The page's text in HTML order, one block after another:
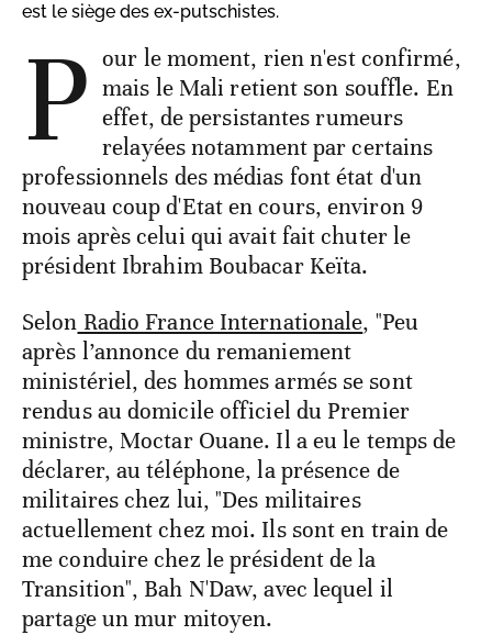
est le siège des ex-putschistes.
P our le moment, rien n'est confirmé,
mais le Mali retient son souffle. En
effet, de persistantes rumeurs
relayées notamment par certains
professionnels des médias font état d'un
nouveau coup d'Etat en cours, environ 9
mois après celui qui avait fait chuter le
président Ibrahim Boubacar Keïta.
Selon Radio France Internationale, "Peu
après l’annonce du remaniement
ministériel, des hommes armés se sont
rendus au domicile officiel du Premier
ministre, Moctar Ouane. Il a eu le temps de
déclarer, au téléphone, la présence de
militaires chez lui, "Des militaires
actuellement chez moi. Ils sont en train de
me conduire chez le président de la
Transition", Bah N'Daw, avec lequel il
partage un mur mitoyen.